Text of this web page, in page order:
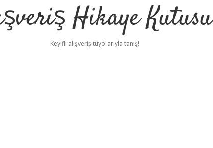
Hikaye Kutusu
Keyifli alışveriş tüyolarıyla tanış!